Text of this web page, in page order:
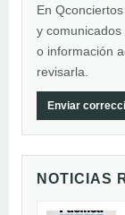
En
y
o información
revisarla.
Enviar
NOTICIAS